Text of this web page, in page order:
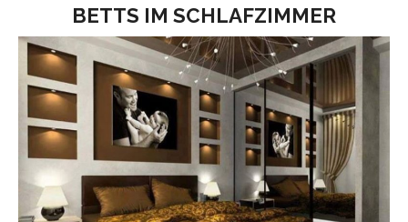
BETTS IM SCHLAFZIMMER